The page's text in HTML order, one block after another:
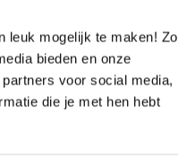
leuk mogelijk te maken! Zo
bieden en onze
voor social media,
die je met hen hebt